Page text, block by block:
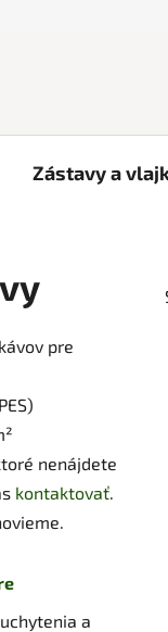
Zástavy a
pre
nenájdete
kontaktovať.
a